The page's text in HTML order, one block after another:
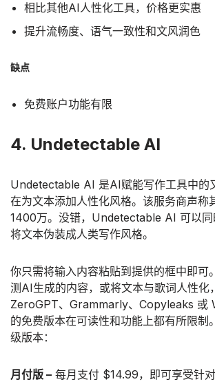
相比其他AI人性化工具，价格更实惠
提升流畅度、语气一致性和文风润色
缺点
免费账户功能有限
4. Undetectable AI
Undetectable AI 是AI赋能写作工具中的
在为文本添加人性化风格。该服务商声称
1400万。没错，Undetectable AI 可以
将文本伪装成人类写作风格。
你只需将输入内容粘贴到提供的框中即可
测AI生成的内容，或将文本与歌词人性化
ZeroGPT、Grammarly、Copyleaks 或
的免费版本在可读性和功能上都有所限制
级版本：
月付版 – 每月支付 $14.99，即可享受针